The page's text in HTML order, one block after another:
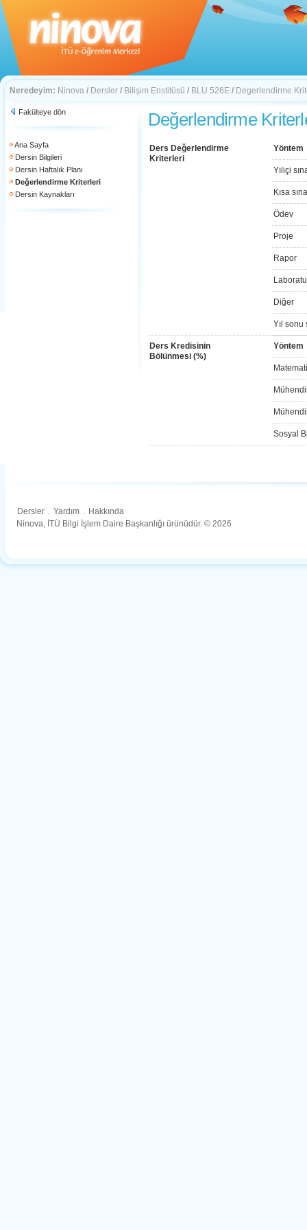
Neredeyim: Ninova / Dersler / Bilişim Enstitüsü / BLU 526E / Degerlendirme
Fakülteye dön
Ana Sayfa
Dersin Bilgileri
Dersin Haftalık Planı
Değerlendirme Kriterleri
Dersin Kaynakları
Değerlendirme
Ders Değerlendirme
Kriterleri
Yöntem
Yıliçi
Kısa
Ödev
Proje
Rapor
Diğer
Yıl sonu
Ders Kredisinin
Bölünmesi (%)
Yöntem
Sosyal
Dersler . Yardım . Hakkında
Ninova, İTÜ Bilgi İşlem Daire Başkanlığı ürünüdür. © 2026